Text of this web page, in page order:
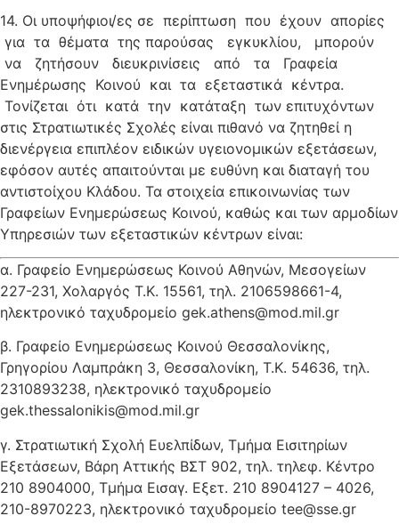
14. Οι υποψήφιοι/ες σε περίπτωση που έχουν απορίες
για τα θέματα της παρούσας εγκυκλίου, μπορούν
να ζητήσουν διευκρινίσεις από τα Γραφεία
Ενημέρωσης Κοινού και τα εξεταστικά κέντρα.
Τονίζεται ότι κατά την κατάταξη των επιτυχόντων
στις Στρατιωτικές Σχολές είναι πιθανό να ζητηθεί η
διενέργεια επιπλέον ειδικών υγειονομικών εξετάσεων,
εφόσον αυτές απαιτούνται με ευθύνη και διαταγή του
αντιστοίχου Κλάδου. Τα στοιχεία επικοινωνίας των
Γραφείων Ενημερώσεως Κοινού, καθώς και των αρμοδίων
Υπηρεσιών των εξεταστικών κέντρων είναι:
α. Γραφείο Ενημερώσεως Κοινού Αθηνών, Μεσογείων
227-231, Χολαργός Τ.Κ. 15561, τηλ. 2106598661-4,
ηλεκτρονικό ταχυδρομείο gek.athens@mod.mil.gr
β. Γραφείο Ενημερώσεως Κοινού Θεσσαλονίκης,
Γρηγορίου Λαμπράκη 3, Θεσσαλονίκη, Τ.Κ. 54636, τηλ.
2310893238, ηλεκτρονικό ταχυδρομείο
gek.thessalonikis@mod.mil.gr
γ. Στρατιωτική Σχολή Ευελπίδων, Τμήμα Εισιτηρίων
Εξετάσεων, Βάρη Αττικής ΒΣΤ 902, τηλ. τηλεφ. Κέντρο
210 8904000, Τμήμα Εισαγ. Εξετ. 210 8904127 – 4026,
210-8970223, ηλεκτρονικό ταχυδρομείο tee@sse.gr